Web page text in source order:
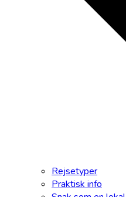
Rejsetyper
Praktisk info